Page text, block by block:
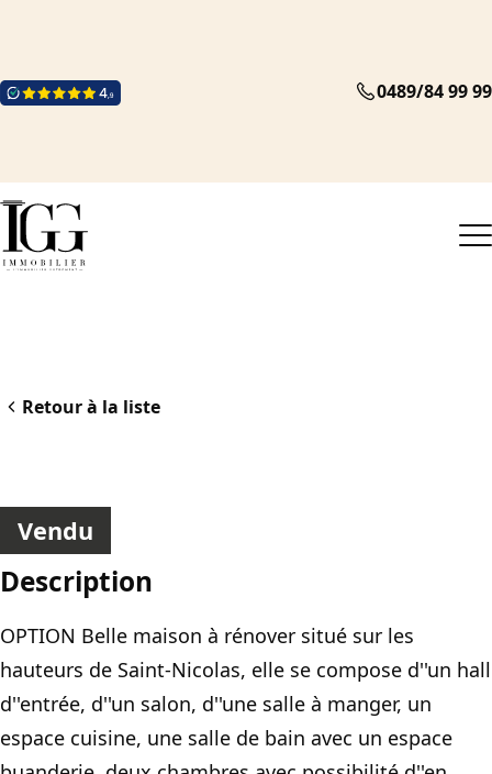
0489/84 99 99
Retour à la liste
Vendu
Description
OPTION Belle maison à rénover situé sur les
hauteurs de Saint-Nicolas, elle se compose d''un hall
d''entrée, d''un salon, d''une salle à manger, un
espace cuisine, une salle de bain avec un espace